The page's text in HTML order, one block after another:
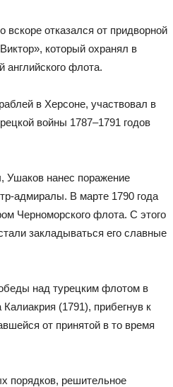
отказался от придворной
который охранял в
английского флота.
в Херсоне, участвовал в
войны 1787–1791 годов
Ушаков нанес поражение
адмиралы. В марте 1790 года
Черноморского флота. С этого
закладываться его славные
над турецким флотом в
(1791), прибегнув к
от принятой в то время
порядков, решительное